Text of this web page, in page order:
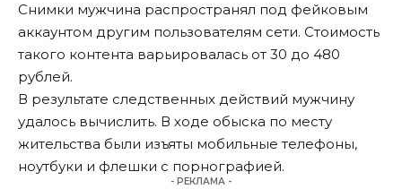
Снимки мужчина распространял под фейковым
аккаунтом другим пользователям сети. Стоимость
такого контента варьировалась от 30 до 480
рублей.
В результате следственных действий мужчину
удалось вычислить. В ходе обыска по месту
жительства были изъяты мобильные телефоны,
ноутбуки и флешки с порнографией.
- РЕКЛАМА -